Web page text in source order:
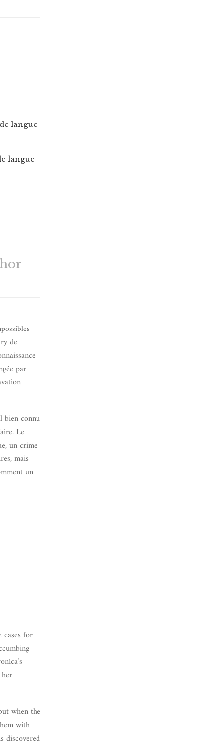
langue
langue
de
par
bien connu
Le
un crime
mais
un
cases for
when the
with
discovered